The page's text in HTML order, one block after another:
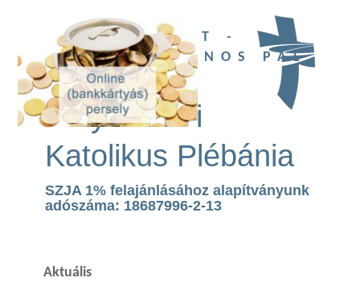
UBI DEUS EST -
SZENT II. JÁNOS PÁL
TEMPLOM
Páty Római
Katolikus Plébánia
SZJA 1% felajánlásához alapítványunk
adószáma: 18687996-2-13
Aktuális